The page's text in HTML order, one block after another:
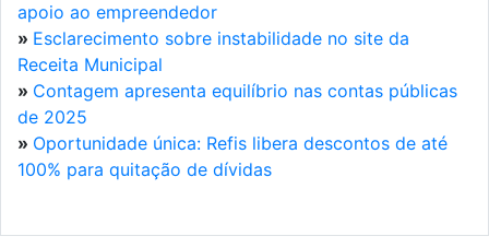
apoio ao empreendedor
» Esclarecimento sobre instabilidade no site da
Receita Municipal
» Contagem apresenta equilíbrio nas contas públicas
de 2025
» Oportunidade única: Refis libera descontos de até
100% para quitação de dívidas